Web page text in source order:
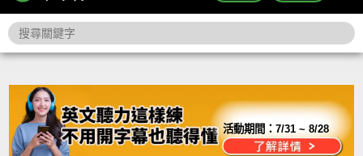
活動期間：7/31 ~ 8/28